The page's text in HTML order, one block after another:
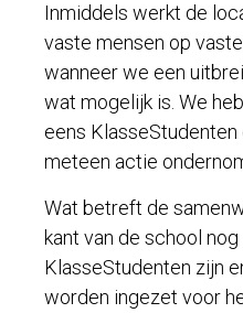
Inmiddels werkt de
vaste mensen op
wanneer we een
wat mogelijk is. We
eens
meteen actie
Wat betreft de
kant van de school
KlasseStudenten zijn
worden ingezet voor